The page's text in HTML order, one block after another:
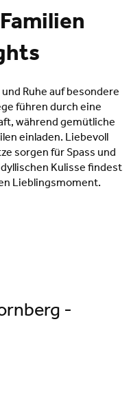
Ruhe auf besondere
führen durch eine
während gemütliche
einladen. Liebevoll
sorgen für Spass und
Kulisse findest
Lieblingsmoment.
-